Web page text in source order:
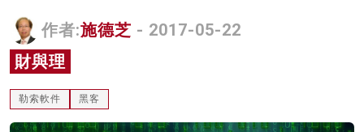
科技
影片
作者:施德芝 - 2017-05-22
財與理
勒索軟件 黑客